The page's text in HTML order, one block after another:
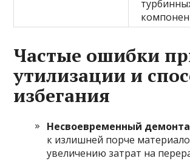
Частые ошибки
утилизации и
избегания
Несвоевременный
к излишней порче
увеличению затрат на